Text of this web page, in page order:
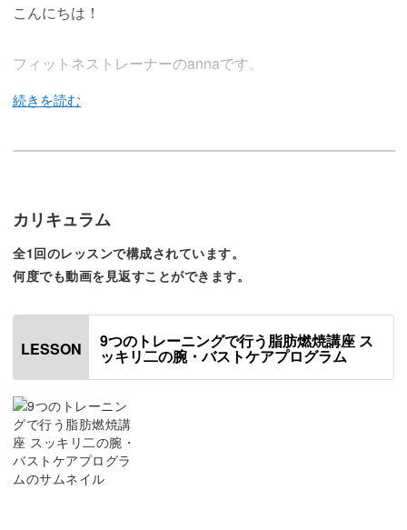
こんにちは！
フィットネストレーナーのannaです。
ニング内容になっていますので、ぜひ挑戦してみてくださ
すっきり二の腕やバストケアが目指せるトレーニン
グ
今回ご紹介するのは、すっきり二の腕やバストケアが期待
カリキュラム
全1回のレッスンで構成されています。
何度でも動画を見返すことができます。
LESSON 9つのトレーニングで行う脂肪燃焼講座 ス
ッキリ二の腕・バストケアプログラム